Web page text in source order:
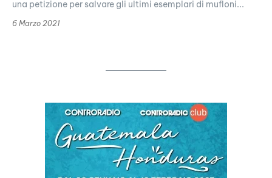
una petizione per salvare gli ultimi esemplari di mufloni...
6 Marzo 2021